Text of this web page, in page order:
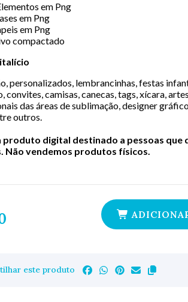
em Png
em Png
em Png
compactado
personalizados, lembrancinhas, festas
convites, camisas, canecas, tags, xícara,
das áreas de sublimação, designer
outros.
produto digital destinado a pessoas que
Não vendemos produtos físicos.
este produto